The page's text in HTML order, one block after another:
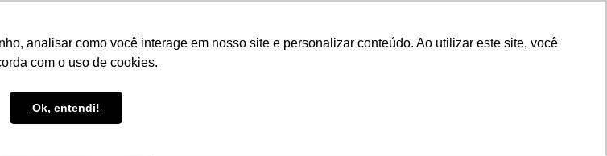
analisar como você interage em nosso site e personalizar conteúdo. Ao utilizar este site, você
com o uso de cookies.
Ok, entendi!